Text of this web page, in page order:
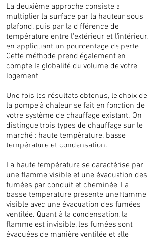
La deuxième approche consiste à
multiplier la surface par la hauteur sous
plafond, puis par la différence de
température entre l'extérieur et l'intérieur,
en appliquant un pourcentage de perte.
Cette méthode prend également en
compte la globalité du volume de votre
logement.
Une fois les résultats obtenus, le choix de
la pompe à chaleur se fait en fonction de
votre système de chauffage existant. On
distingue trois types de chauffage sur le
marché : haute température, basse
température et condensation.
La haute température se caractérise par
une flamme visible et une évacuation des
fumées par conduit et cheminée. La
basse température présente une flamme
visible avec une évacuation des fumées
ventilée. Quant à la condensation, la
flamme est invisible, les fumées sont
évacuées de manière ventilée et elle